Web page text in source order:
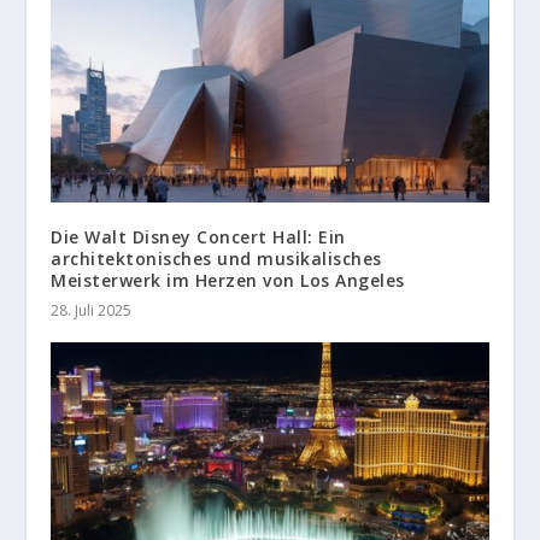
Die Walt Disney Concert Hall: Ein
architektonisches und musikalisches
Meisterwerk im Herzen von Los Angeles
28. Juli 2025